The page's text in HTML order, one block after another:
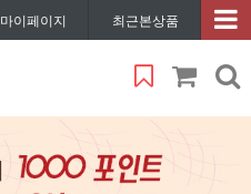
마이페이지 최근본상품